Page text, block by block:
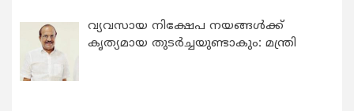
വ്യവസായ നിക്ഷേപ നയങ്ങള്‍ക്ക്
കൃത്യമായ തുടര്‍ച്ചയുണ്ടാകും: മന്ത്രി